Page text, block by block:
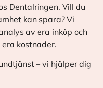
Dentalringen. Vill du
kan spara? Vi
av era inköp och
kostnader.
– vi hjälper dig